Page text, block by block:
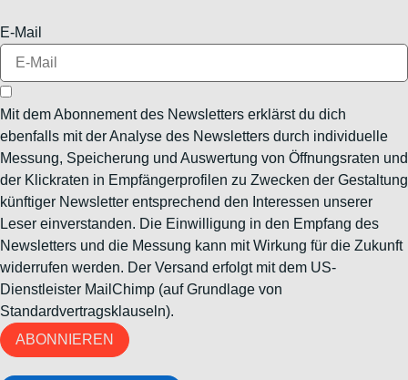
E-Mail
Mit dem Abonnement des Newsletters erklärst du dich
ebenfalls mit der Analyse des Newsletters durch individuelle
Messung, Speicherung und Auswertung von Öffnungsraten und
der Klickraten in Empfängerprofilen zu Zwecken der Gestaltung
künftiger Newsletter entsprechend den Interessen unserer
Leser einverstanden. Die Einwilligung in den Empfang des
Newsletters und die Messung kann mit Wirkung für die Zukunft
widerrufen werden. Der Versand erfolgt mit dem US-
Dienstleister MailChimp (auf Grundlage von
Standardvertragsklauseln).
ABONNIEREN